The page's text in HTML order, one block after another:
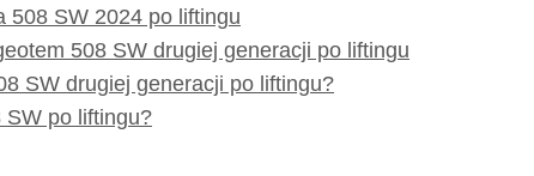
508 SW 2024 po liftingu
508 SW drugiej generacji po liftingu
SW drugiej generacji po liftingu?
SW po liftingu?